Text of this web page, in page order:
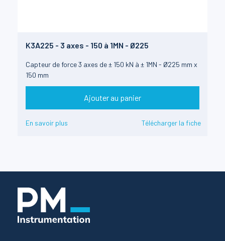
K3A225 - 3 axes - 150 à 1MN - Ø225
Capteur de force 3 axes de ± 150 kN à ± 1MN - Ø225 mm x
150 mm
Ajouter au panier
En savoir plus Télécharger la fiche